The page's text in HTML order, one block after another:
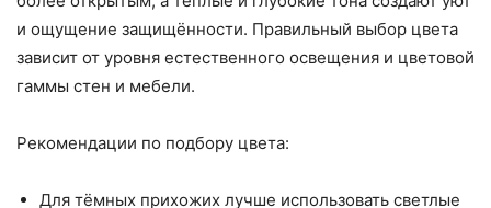
и ощущение защищённости. Правильный выбор цвета
зависит от уровня естественного освещения и цветовой
гаммы стен и мебели.
Рекомендации по подбору цвета:
Для тёмных прихожих лучше использовать светлые